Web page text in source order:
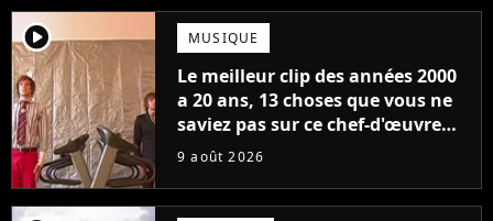
player2 MUSIQUE
Le meilleur clip des années 2000
a 20 ans, 13 choses que vous ne
saviez pas sur ce chef-d'œuvre
qui a révolutionné YouTube
9 août 2026